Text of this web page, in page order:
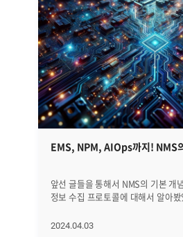
EMS, NPM, AIOps까지! NMS
앞선 글들을 통해서 NMS의 기본 개
정보 수집 프로토콜에 대해서 알아
대해서 자세히 알아보겠습니다. EMS, NPM, 그리고
2024.04.03